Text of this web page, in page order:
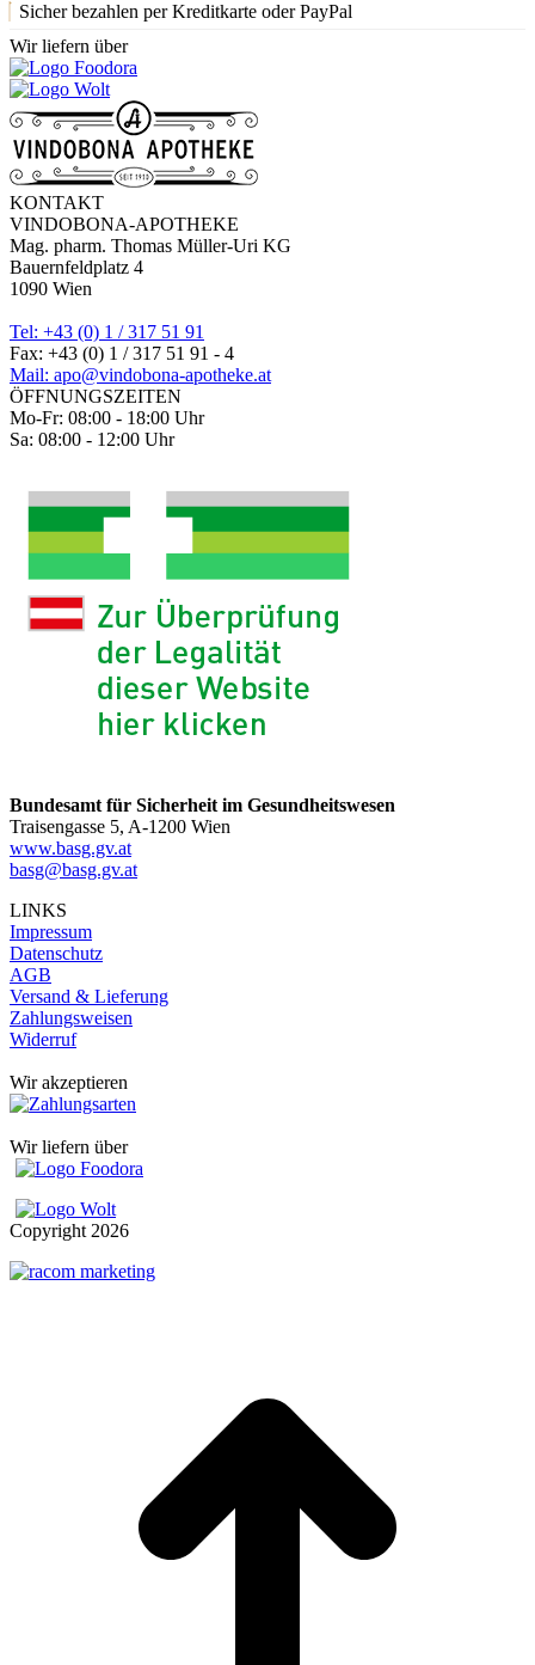
Sicher bezahlen per Kreditkarte oder PayPal
Wir liefern über
KONTAKT
VINDOBONA-APOTHEKE
Mag. pharm. Thomas Müller-Uri KG
Bauernfeldplatz 4
1090 Wien
Tel: +43 (0) 1 / 317 51 91
Fax: +43 (0) 1 / 317 51 91 - 4
Mail: apo@vindobona-apotheke.at
ÖFFNUNGSZEITEN
Mo-Fr: 08:00 - 18:00 Uhr
Sa: 08:00 - 12:00 Uhr
Bundesamt für Sicherheit im Gesundheitswesen
Traisengasse 5, A-1200 Wien
www.basg.gv.at
basg@basg.gv.at
LINKS
Impressum
Datenschutz
AGB
Versand & Lieferung
Zahlungsweisen
Widerruf
Wir akzeptieren
Wir liefern über
Copyright 2026